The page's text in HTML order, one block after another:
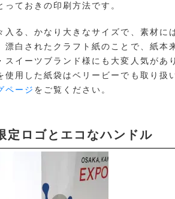
っておきの印刷方法です。
入る、かなり大きなサイズで、素材に
漂白されたクラフト紙のことで、紙本
スイーツブランド様にも大変人気があ
使用した紙袋はベリービーでも取り扱
ページ をご覧ください。
定ロゴとエコなハンドル